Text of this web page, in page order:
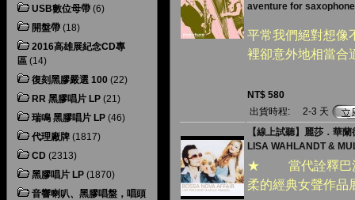
USB數位母帶 (6)
開盤帶 (18)
2016高雄展紀念CD專
區 (14)
復刻黑膠嚴選 100 (22)
RR 黑膠唱片 LP (21)
瑞鳴 黑膠唱片 LP (46)
代理廠牌 (1817)
CD (2313)
黑膠唱片 LP (1870)
音響喇叭、黑膠唱盤，唱頭
aventure for
平常我們絕對想像
裡卻意外地相當合
NT$ 580
出貨時程:
2-3 天
【線上試聽】麗莎．華
LISA WAHLANDT &
★ 當代詮釋巴沙
柔的經典女聲作品